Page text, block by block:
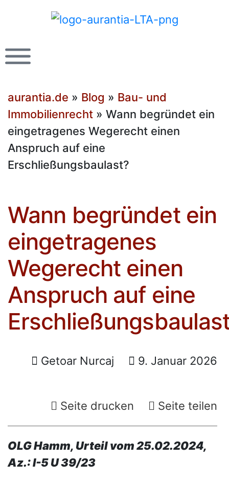
aurantia.de » Blog » Bau- und
Immobilienrecht » Wann begründet ein
eingetragenes Wegerecht einen
Anspruch auf eine
Erschließungsbaulast?
Wann begründet ein
eingetragenes
Wegerecht einen
Anspruch auf eine
Getoar Nurcaj 9. Januar 2026
Seite drucken Seite teilen
OLG Hamm, Urteil vom 25.02.2024,
Az.: I-5 U 39/23